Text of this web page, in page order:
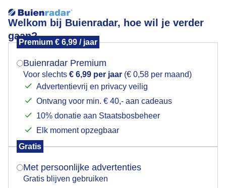
Welkom bij Buienradar, hoe wil je verder
gaan?
Premium € 6,99 / jaar
Buienradar Premium
Voor slechts € 6,99 per jaar (€ 0,58 per maand)
Advertentievrij en privacy veilig
Ontvang voor min. € 40,- aan cadeaus
10% donatie aan Staatsbosbeheer
Elk moment opzegbaar
Gratis
Met persoonlijke advertenties
Gratis blijven gebruiken
Zon en wolken wisselen elkaar af in Beverwijk
Beverwijk vandaag droog met veel zon
Mogen we je locatie gebruiken voor het
Indien je hier nog geen akkoord op hebt gegeven,
verschijnt er zo een pop-up uit je browser waarin
Is goed, toon de popup